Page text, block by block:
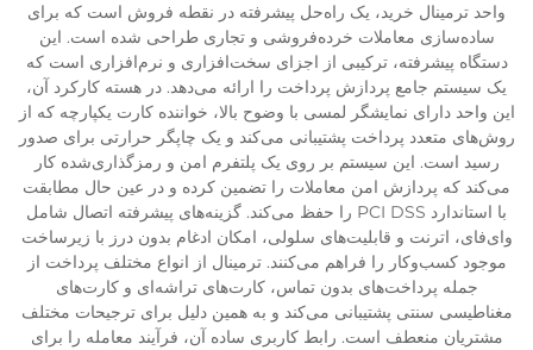
واحد ترمینال خرید، یک راه‌حل پیشرفته در نقطه فروش است که برای
ساده‌سازی معاملات خرده‌فروشی و تجاری طراحی شده است. این
دستگاه پیشرفته، ترکیبی از اجزای سخت‌افزاری و نرم‌افزاری است که
یک سیستم جامع پردازش پرداخت را ارائه می‌دهد. در هسته کارکرد آن،
این واحد دارای نمایشگر لمسی با وضوح بالا، خواننده کارت یکپارچه که از
روش‌های متعدد پرداخت پشتیبانی می‌کند و یک چاپگر حرارتی برای صدور
رسید است. این سیستم بر روی یک پلتفرم امن و رمزگذاری‌شده کار
می‌کند که پردازش امن معاملات را تضمین کرده و در عین حال مطابقت
با استاندارد PCI DSS را حفظ می‌کند. گزینه‌های پیشرفته اتصال شامل
وای‌فای، اترنت و قابلیت‌های سلولی، امکان ادغام بدون درز با زیرساخت
موجود کسب‌وکار را فراهم می‌کنند. ترمینال از انواع مختلف پرداخت از
جمله پرداخت‌های بدون تماس، کارت‌های تراشه‌ای و کارت‌های
مغناطیسی سنتی پشتیبانی می‌کند و به همین دلیل برای ترجیحات مختلف
مشتریان منعطف است. رابط کاربری ساده آن، فرآیند معامله را برای